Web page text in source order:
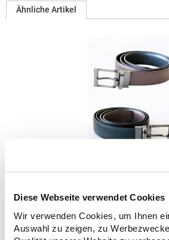
Diese Webseite verwendet Cookies
Wir verwenden Cookies, um Ihnen
Auswahl zu zeigen, zu
Ähnliche Artikel
KX152 Korntex Business- und
Korntex®: Entwickelt und entworfen in
Wendefunktion Ein Gürtel, zwei Farben: Schwarz oder Braun Mit
EAN Barcode ausgestattet 130 cmMaterialzusammensetzung:
100% PolyurethanAngaben zur